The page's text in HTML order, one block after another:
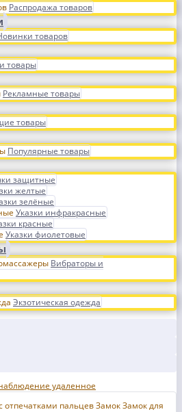
Распродажа товаров
товаров
товары
Рекламные товары
товары
Популярные товары
защитные
желтые
зелёные
Указки инфракрасные
красные
Указки фиолетовые
Вибраторы и
Экзотическая одежда